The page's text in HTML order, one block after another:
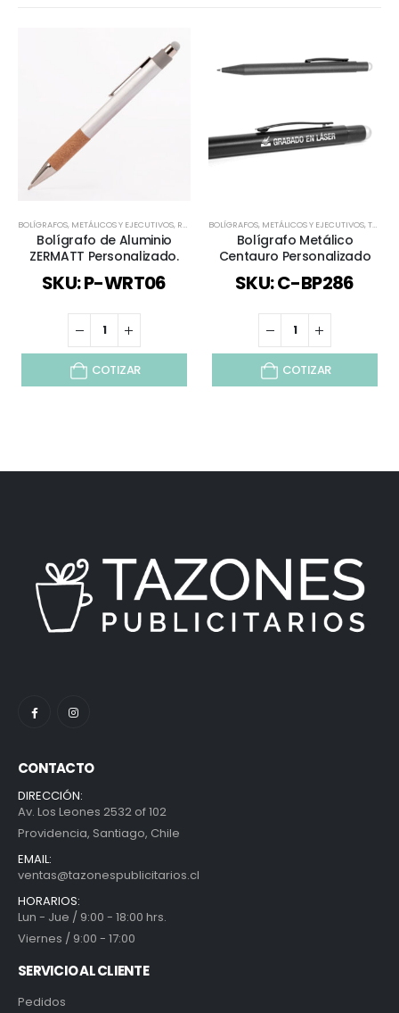
BOLÍGRAFOS, METÁLICOS Y EJECUTIVOS, REGALOS PREMIUM ,TODOS
Bolígrafo de Aluminio
ZERMATT Personalizado.
SKU: P-WRT06
COTIZAR
BOLÍGRAFOS, METÁLICOS Y EJECUTIVOS,TODOS
Bolígrafo Metálico
Centauro Personalizado
SKU: C-BP286
COTIZAR
CONTACTO
DIRECCIÓN:
Av. Los Leones 2532 of 102
Providencia, Santiago, Chile
EMAIL:
ventas@tazonespublicitarios.cl
HORARIOS:
Lun - Jue / 9:00 - 18:00 hrs.
Viernes / 9:00 - 17:00
SERVICIO AL CLIENTE
Pedidos